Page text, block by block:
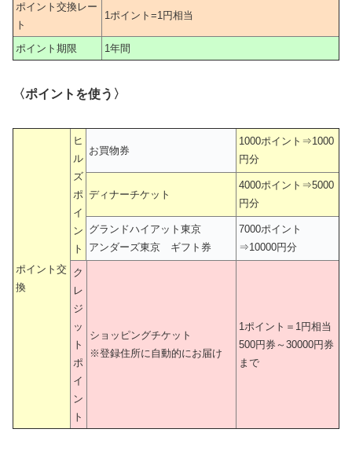
ポイント交換レー
ト
1ポイント=1円相当
ポイント期限 1年間
〈ポイントを使う〉
ポイント交
換
ヒ
ル
ズ
ポ
イ
ン
ト
お買物券
1000ポイント⇒1000
円分
ディナーチケット
4000ポイント⇒5000
円分
グランドハイアット東京
アンダーズ東京 ギフト券
7000ポイント
⇒10000円分
ク
レ
ジ
ッ
ト
ポ
イ
ン
ト
ショッピングチケット
※登録住所に自動的にお届け
1ポイント＝1円相当
500円券～30000円券
まで